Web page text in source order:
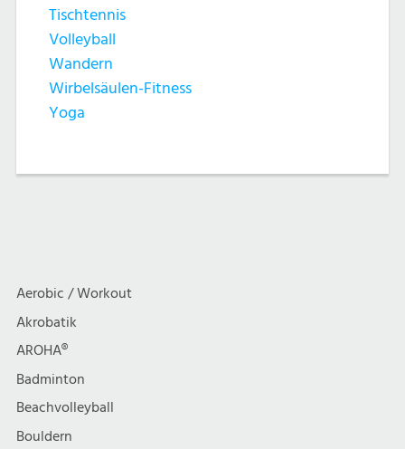
Tischtennis
Volleyball
Wandern
Wirbelsäulen-Fitness
Yoga
Aerobic / Workout
Akrobatik
AROHA®
Badminton
Beachvolleyball
Bouldern